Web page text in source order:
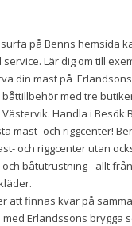
på Benns hemsida
Lär dig om till
din mast på
med tre
Handla i Besök
mast- och riggcenter!
och riggcenter utan
båtutrustning - allt
att finnas kvar på
Erlandssons brygga